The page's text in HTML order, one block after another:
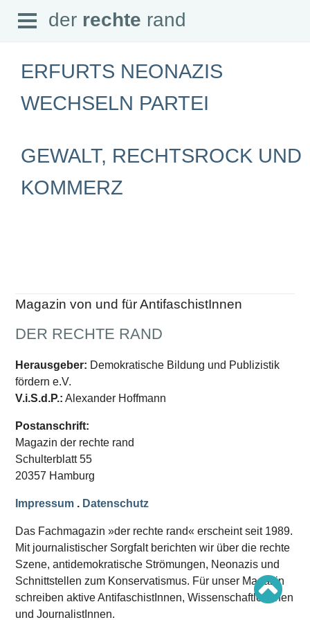
der rechte rand
Home
Suche
Magazin
Schwerpunkte Übersicht
Schwerpunkt zur USA und Faschist Trump
Schwerpunkt »Identitäre Bewegung«
Schwerpunkt »Reichsbürger«
Schwerpunkt NPD
AUSGABEN
Ausgaben Übersicht
Ausgabe 221
Ausgabe 220
Ausgabe 219
Ausgabe 218
Open
Menu
der rechte rand
ERFURTS NEONAZIS
WECHSELN PARTEI
GEWALT, RECHTSROCK UND
KOMMERZ
Magazin von und für AntifaschistInnen
DER RECHTE RAND
Herausgeber: Demokratische Bildung und Publizistik
fördern e.V.
V.i.S.d.P.: Alexander Hoffmann
Postanschrift:
Magazin der rechte rand
Schulterblatt 55
20357 Hamburg
Impressum . Datenschutz
Das Fachmagazin »der rechte rand« erscheint seit 1989.
Mit journalistischer Sorgfalt berichten wir über die rechte
Szene, antidemokratische Strömungen, Neonazis und
Schnittstellen zum Konservatismus. Für unser Magazin
schreiben aktive AntifaschistInnen, WissenschaftlerInnen
und JournalistInnen.